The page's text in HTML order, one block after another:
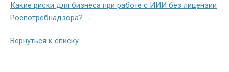
Какие риски для бизнеса при работе с ИИИ без лицензии
Роспотребнадзора? →
Вернуться к списку